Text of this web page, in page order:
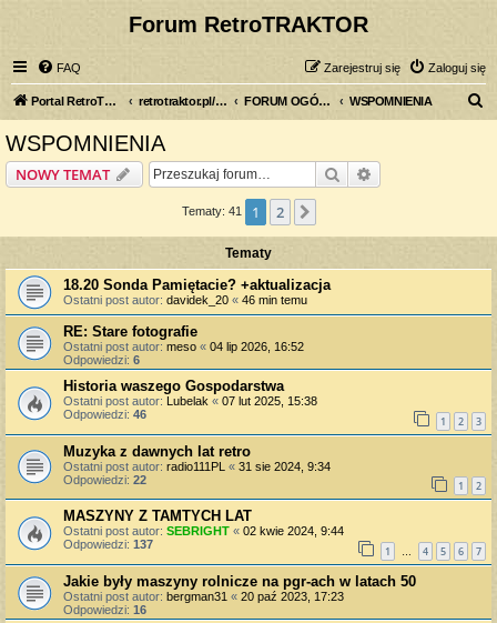
Forum RetroTRAKTOR
FAQ Zaloguj się
Zarejestruj się
Portal RetroTRAKTOR.pl retrotraktor.pl/forum FORUM OGÓLNE WSPOMNIENIA
WSPOMNIENIA
NOWY TEMAT Szukaj
Tematy: 41 1 2
Tematy
18.20 Sonda Pamiętacie? +aktualizacja
Ostatni post autor: davidek_20 « 46 min temu
RE: Stare fotografie
Ostatni post autor: meso « 04 lip 2026, 16:52
Odpowiedzi: 6
Historia waszego Gospodarstwa
Ostatni post autor: Lubelak « 07 lut 2025, 15:38
Odpowiedzi: 46 1 2 3
Muzyka z dawnych lat retro
Ostatni post autor: radio111PL « 31 sie 2024, 9:34
Odpowiedzi: 22 1 2
MASZYNY Z TAMTYCH LAT
Ostatni post autor: SEBRIGHT « 02 kwie 2024, 9:44
Odpowiedzi: 137 1 … 4 5 6 7
Jakie były maszyny rolnicze na pgr-ach w latach 50
Ostatni post autor: bergman31 « 20 paź 2023, 17:23
Odpowiedzi: 16